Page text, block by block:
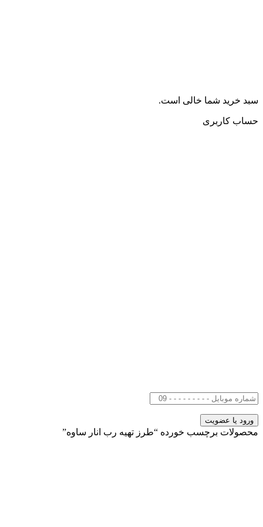
سبد خرید شما خالی است.
حساب کاربری
محصولات برچسب خورده “طرز تهیه رب انار ساوه”